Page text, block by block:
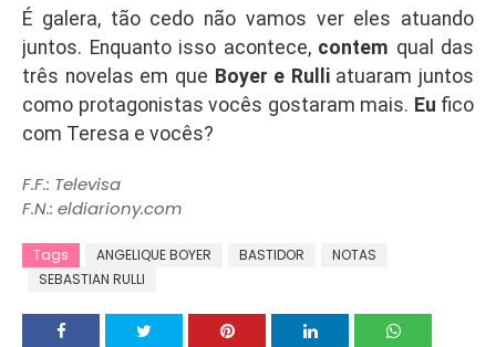
É galera, tão cedo não vamos ver eles atuando
juntos. Enquanto isso acontece, contem qual das
três novelas em que Boyer e Rulliatuaram juntos
como protagonistas vocês gostaram mais. Eu fico
com Teresa e vocês?
F.F.: Televisa
F.N.: eldiariony.com
Tags ANGELIQUE BOYER BASTIDOR
NOTAS
SEBASTIAN RULLI